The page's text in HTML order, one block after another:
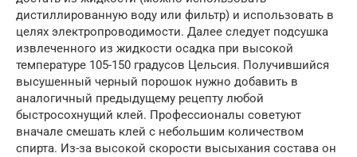
дистиллированную воду или фильтр) и использовать в
целях электропроводимости. Далее следует подсушка
извлеченного из жидкости осадка при высокой
температуре 105-150 градусов Цельсия. Получившийся
высушенный черный порошок нужно добавить в
аналогичный предыдущему рецепту любой
быстросохнущий клей. Профессионалы советуют
вначале смешать клей с небольшим количеством
спирта. Из-за высокой скорости высыхания состава он